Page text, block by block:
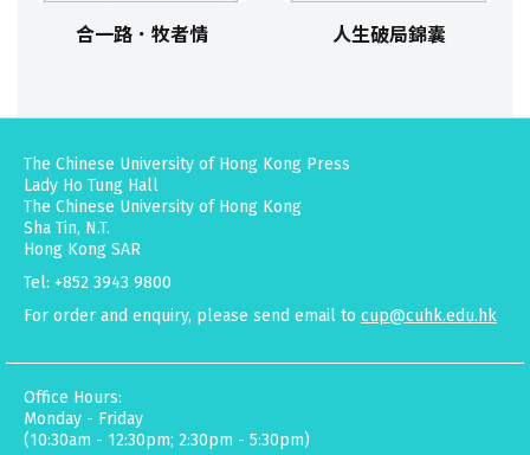
合一路．牧者情 人生破局錦囊
The Chinese University of Hong Kong Press
Lady Ho Tung Hall
The Chinese University of Hong Kong
Sha Tin, N.T.
Hong Kong SAR
Tel: +852 3943 9800
For order and enquiry, please send email to cup@cuhk.edu.hk
Office Hours:
Monday - Friday
(10:30am - 12:30pm; 2:30pm - 5:30pm)